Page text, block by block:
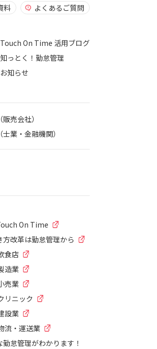
料 よくあるご質問
Touch On Time 活用ブログ
知っとく！勤怠管理
お知らせ
売会社）
業・金融機関）
On Time
改革は勤怠管理から
食店
造業
売業
リニック
設業
流・運送業
怠管理がわかります！